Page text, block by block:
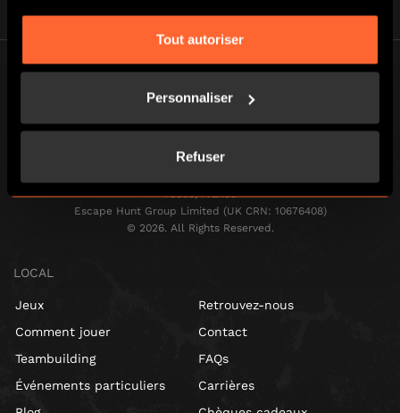
Tout autoriser
Personnaliser
Refuser
BGP ESCAPE
75009, France
Escape Hunt Group Limited (UK CRN: 10676408)
©️ 2026. All Rights Reserved.
LOCAL
Jeux
Comment jouer
Teambuilding
Événements particuliers
Retrouvez-nous
Contact
FAQs
Carrières